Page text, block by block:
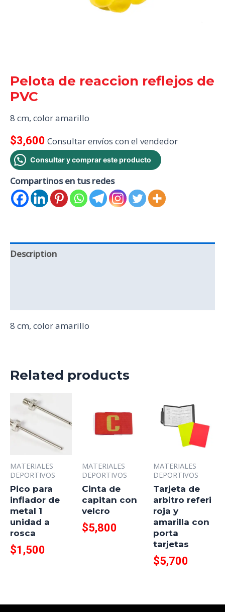
Pelota de reaccion reflejos de
PVC
8 cm, color amarillo
$3,600 Consultar envíos con el vendedor
Consultar y comprar este producto
Compartinos en tus redes
Description
8 cm, color amarillo
Related products
MATERIALES
DEPORTIVOS
Pico para
inflador de
metal 1
unidad a
rosca
$1,500
MATERIALES
DEPORTIVOS
Cinta de
capitan con
velcro
$5,800
MATERIALES
DEPORTIVOS
Tarjeta de
arbitro referi
roja y
amarilla con
porta
tarjetas
$5,700